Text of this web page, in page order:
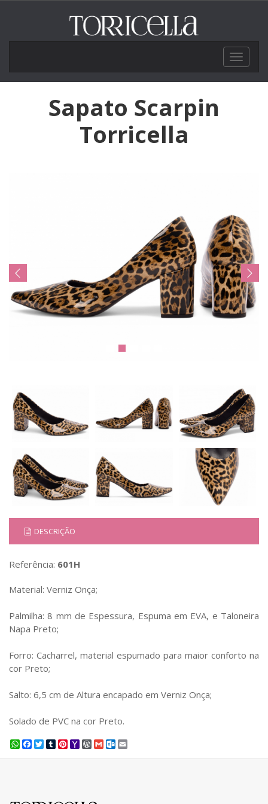
Toggle
Sapato Scarpin
Torricella
DESCRIÇÃO
Referência: 601H
Material: Verniz Onça;
Palmilha: 8 mm de Espessura, Espuma em EVA, e Taloneira
Napa Preto;
Forro: Cacharrel, material espumado para maior conforto na
cor Preto;
Salto: 6,5 cm de Altura encapado em Verniz Onça;
Solado de PVC na cor Preto.
WhatsApp
Facebook
Twitter
Tumblr
Pinterest
YahooWordPress
GmailOutlook.com